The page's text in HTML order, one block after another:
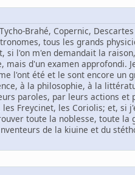
Brahé, Copernic,
tous les grands
si l'on m'en demandait la
d'un examen approfondi.
l'ont été et le sont encore un
à la philosophie, à la
paroles, par leurs actions
Freycinet, les Coriolis; et, si
toute la noblesse, toute la
de la kiuine et du